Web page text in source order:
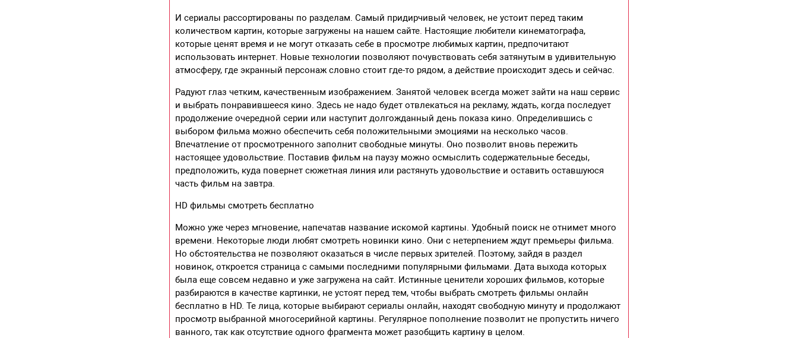
И сериалы рассортированы по разделам. Самый придирчивый человек, не устоит перед таким
количеством картин, которые загружены на нашем сайте. Настоящие любители кинематографа,
которые ценят время и не могут отказать себе в просмотре любимых картин, предпочитают
использовать интернет. Новые технологии позволяют почувствовать себя затянутым в удивительную
атмосферу, где экранный персонаж словно стоит где-то рядом, а действие происходит здесь и сейчас.
Радуют глаз четким, качественным изображением. Занятой человек всегда может зайти на наш сервис
и выбрать понравившееся кино. Здесь не надо будет отвлекаться на рекламу, ждать, когда последует
продолжение очередной серии или наступит долгожданный день показа кино. Определившись с
выбором фильма можно обеспечить себя положительными эмоциями на несколько часов.
Впечатление от просмотренного заполнит свободные минуты. Оно позволит вновь пережить
настоящее удовольствие. Поставив фильм на паузу можно осмыслить содержательные беседы,
предположить, куда повернет сюжетная линия или растянуть удовольствие и оставить оставшуюся
часть фильм на завтра.
HD фильмы смотреть бесплатно
Можно уже через мгновение, напечатав название искомой картины. Удобный поиск не отнимет много
времени. Некоторые люди любят смотреть новинки кино. Они с нетерпением ждут премьеры фильма.
Но обстоятельства не позволяют оказаться в числе первых зрителей. Поэтому, зайдя в раздел
новинок, откроется страница с самыми последними популярными фильмами. Дата выхода которых
была еще совсем недавно и уже загружена на сайт. Истинные ценители хороших фильмов, которые
разбираются в качестве картинки, не устоят перед тем, чтобы выбрать смотреть фильмы онлайн
бесплатно в HD. Те лица, которые выбирают сериалы онлайн, находят свободную минуту и продолжают
просмотр выбранной многосерийной картины. Регулярное пополнение позволит не пропустить ничего
ванного, так как отсутствие одного фрагмента может разобщить картину в целом.